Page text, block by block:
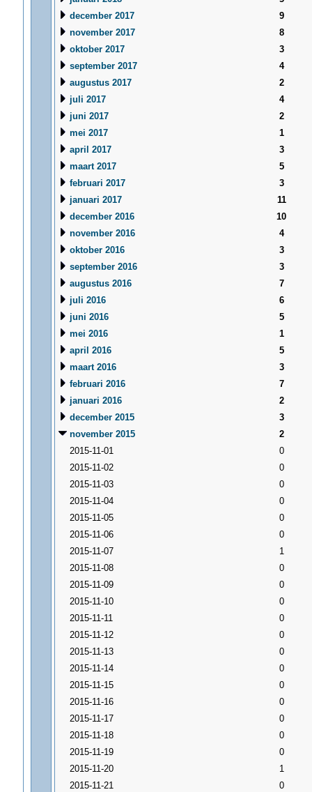
december 2017
9
november 2017
8
oktober 2017
3
september 2017
4
augustus 2017
2
juli 2017
4
juni 2017
2
mei 2017
1
april 2017
3
maart 2017
5
februari 2017
3
januari 2017
11
december 2016
10
november 2016
4
oktober 2016
3
september 2016
3
augustus 2016
7
juli 2016
6
juni 2016
5
mei 2016
1
april 2016
5
maart 2016
3
februari 2016
7
januari 2016
2
december 2015
3
november 2015
2
2015-11-01
0
2015-11-02
0
2015-11-03
0
2015-11-04
0
2015-11-05
0
2015-11-06
0
2015-11-07
1
2015-11-08
0
2015-11-09
0
2015-11-10
0
2015-11-11
0
2015-11-12
0
2015-11-13
0
2015-11-14
0
2015-11-15
0
2015-11-16
0
2015-11-17
0
2015-11-18
0
2015-11-19
0
2015-11-20
1
2015-11-21
0